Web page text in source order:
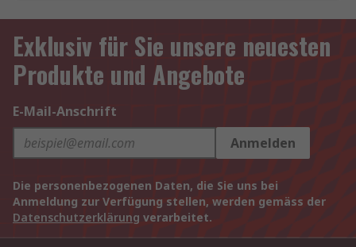
Exklusiv für Sie unsere neuesten
Produkte und Angebote
E-Mail-Anschrift
Anmelden
Die personenbezogenen Daten, die Sie uns bei
Anmeldung zur Verfügung stellen, werden gemäss der
Datenschutzerklärung verarbeitet.